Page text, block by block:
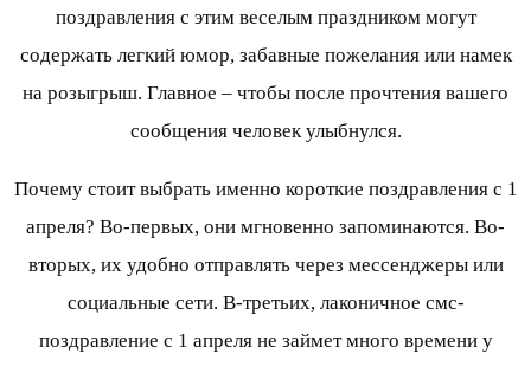
поздравления с этим веселым праздником могут
содержать легкий юмор, забавные пожелания или намек
на розыгрыш. Главное – чтобы после прочтения вашего
сообщения человек улыбнулся.
Почему стоит выбрать именно короткие поздравления с 1
апреля? Во-первых, они мгновенно запоминаются. Во-
вторых, их удобно отправлять через мессенджеры или
социальные сети. В-третьих, лаконичное смс-
поздравление с 1 апреля не займет много времени у